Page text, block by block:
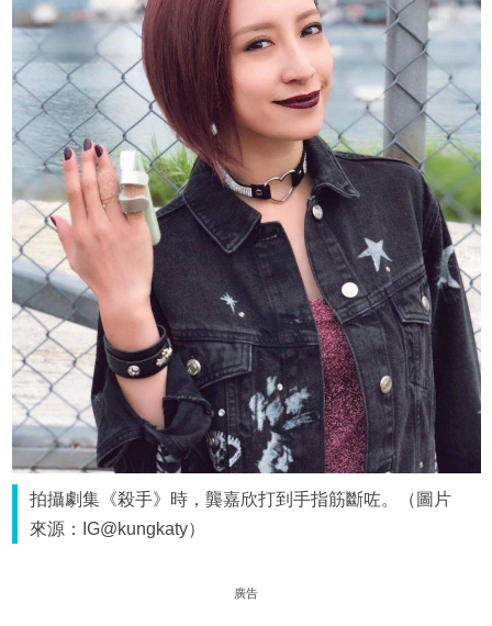
拍攝劇集《殺手》時，龔嘉欣打到手指筋斷咗。（圖片
來源：IG@kungkaty）
廣告